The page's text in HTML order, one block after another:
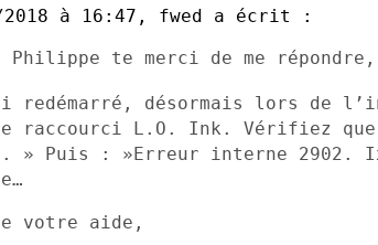
Philippe te merci de me répondre,
redémarré, désormais lors de
raccourci L.O. Ink. Vérifiez
» Puis : »Erreur interne 2902.
votre aide,